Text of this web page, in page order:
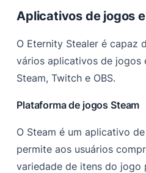
Aplicativos de jogos
O Eternity Stealer é capaz
vários aplicativos de jogos
Steam, Twitch e OBS.
Plataforma de jogos Steam
O Steam é um aplicativo
permite aos usuários
variedade de itens do jogo